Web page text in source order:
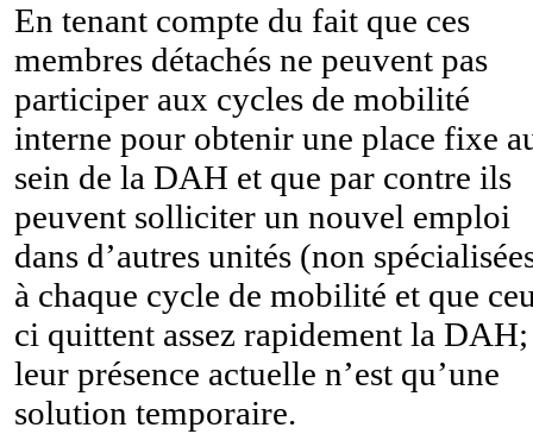
En tenant compte du fait que ces
membres détachés ne peuvent pas
participer aux cycles de mobilité
interne pour obtenir une place fixe
sein de la DAH et que par contre ils
peuvent solliciter un nouvel emploi
dans d’autres unités (non
à chaque cycle de mobilité et que
ci quittent assez rapidement la DAH;
leur présence actuelle n’est qu’une
solution temporaire.